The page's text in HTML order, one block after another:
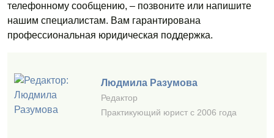
телефонному сообщению, – позвоните или напишите
нашим специалистам. Вам гарантирована
профессиональная юридическая поддержка.
Людмила Разумова
Редактор
Практикующий юрист с 2006 года